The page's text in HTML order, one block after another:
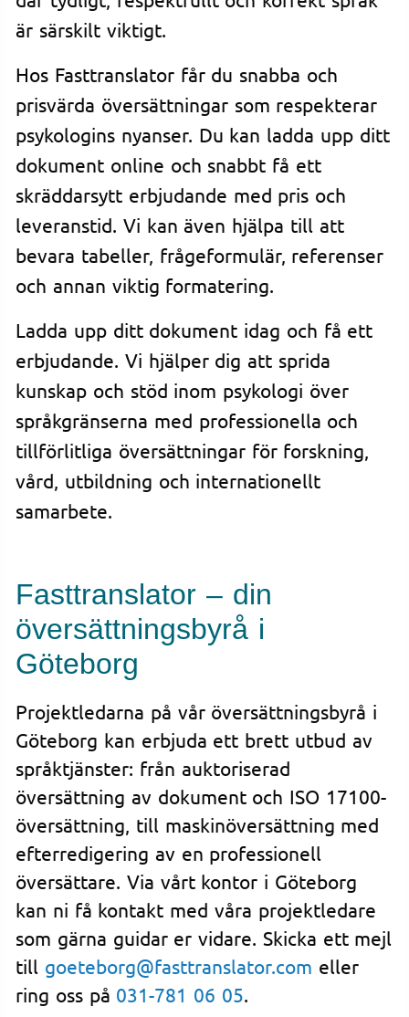
är särskilt viktigt.
Hos Fasttranslator får du snabba och
prisvärda översättningar som respekterar
psykologins nyanser. Du kan ladda upp ditt
dokument online och snabbt få ett
skräddarsytt erbjudande med pris och
leveranstid. Vi kan även hjälpa till att
bevara tabeller, frågeformulär, referenser
och annan viktig formatering.
Ladda upp ditt dokument idag och få ett
erbjudande. Vi hjälper dig att sprida
kunskap och stöd inom psykologi över
språkgränserna med professionella och
tillförlitliga översättningar för forskning,
vård, utbildning och internationellt
samarbete.
Fasttranslator – din
översättningsbyrå i
Göteborg
Projektledarna på vår översättningsbyrå i
Göteborg kan erbjuda ett brett utbud av
språktjänster: från auktoriserad
översättning av dokument och ISO 17100-
översättning, till maskinöversättning med
efterredigering av en professionell
översättare. Via vårt kontor i Göteborg
kan ni få kontakt med våra projektledare
som gärna guidar er vidare. Skicka ett mejl
till goeteborg@fasttranslator.com eller
ring oss på 031-781 06 05.